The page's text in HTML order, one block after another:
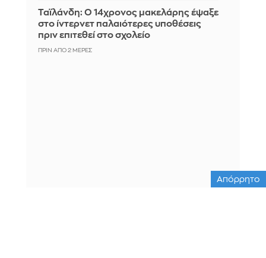
Ταϊλάνδη: Ο 14χρονος μακελάρης έψαξε
στο ίντερνετ παλαιότερες υποθέσεις
πριν επιτεθεί στο σχολείο
ΠΡΙΝ ΑΠΌ 2 ΜΈΡΕΣ
Απόρρητο